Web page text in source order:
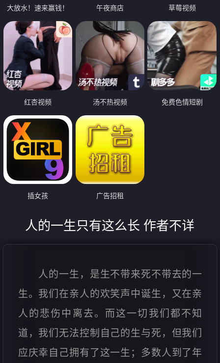
大放水！速来赢钱！ 午夜商店 草莓视频
红杏视频 汤不热视频 免费色情短剧
插女孩 广告招租
人的一生只有这么长 作者不详
人的一生，是生不带来死不带去的一
生。我们在亲人的欢笑声中诞生，又在亲
人的悲伤中离去。而这一切我们都不知
道，我们无法控制自己的生与死，但我们
应庆幸自己拥有了这一生；多数人到了年